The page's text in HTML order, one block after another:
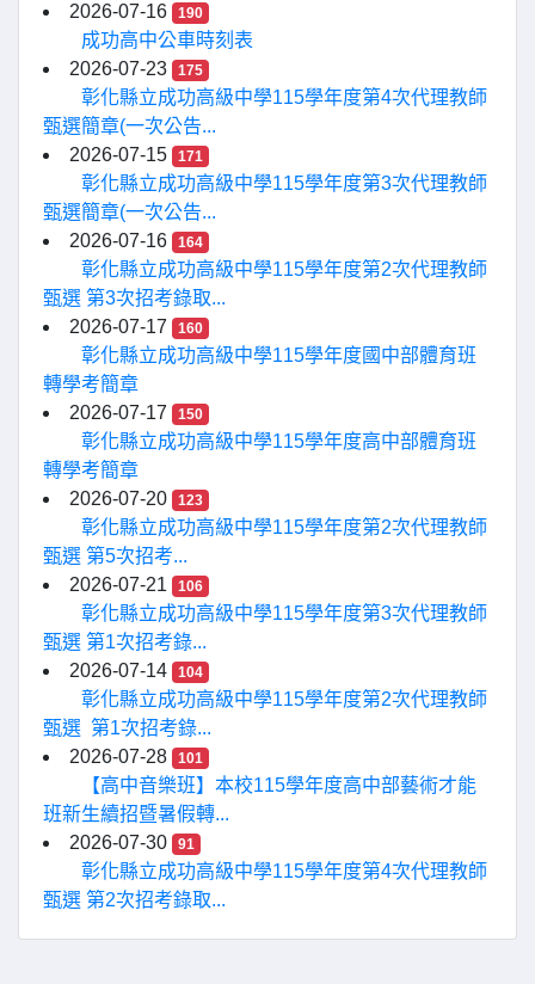
2026-07-16
190
成功高中公車時刻表
2026-07-23
175
彰化縣立成功高級中學115學年度第4次代理教師
甄選簡章(一次公告...
2026-07-15
171
彰化縣立成功高級中學115學年度第3次代理教師
甄選簡章(一次公告...
2026-07-16
164
彰化縣立成功高級中學115學年度第2次代理教師
甄選 第3次招考錄取...
2026-07-17
160
彰化縣立成功高級中學115學年度國中部體育班
轉學考簡章
2026-07-17
150
彰化縣立成功高級中學115學年度高中部體育班
轉學考簡章
2026-07-20
123
彰化縣立成功高級中學115學年度第2次代理教師
甄選 第5次招考...
2026-07-21
106
彰化縣立成功高級中學115學年度第3次代理教師
甄選 第1次招考錄...
2026-07-14
104
彰化縣立成功高級中學115學年度第2次代理教師
甄選 第1次招考錄...
2026-07-28
101
【高中音樂班】本校115學年度高中部藝術才能
班新生續招暨暑假轉...
2026-07-30
91
彰化縣立成功高級中學115學年度第4次代理教師
甄選 第2次招考錄取...